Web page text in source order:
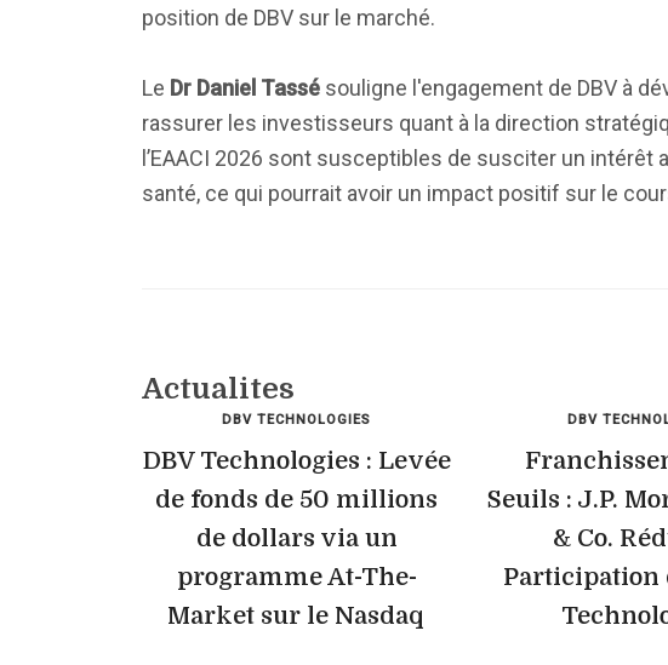
position de DBV sur le marché.
Le Dr Daniel Tassé souligne l'engagement de DBV à
rassurer les investisseurs quant à la direction
l’EAACI 2026 sont susceptibles de susciter un
santé, ce qui pourrait avoir un impact positif sur le
Actualites
DBV TECHNOLOGIES
DBV Technologies : Levée
de fonds de 50 millions
de dollars via un
programme At-The-
Market sur le Nasdaq
DBV
Seuils : J.P.
& Co.
Participation